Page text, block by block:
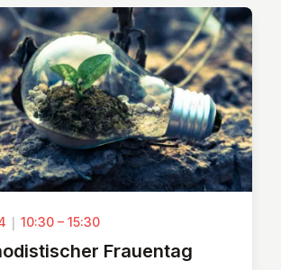
| 10:30 – 15:30
Frauentag